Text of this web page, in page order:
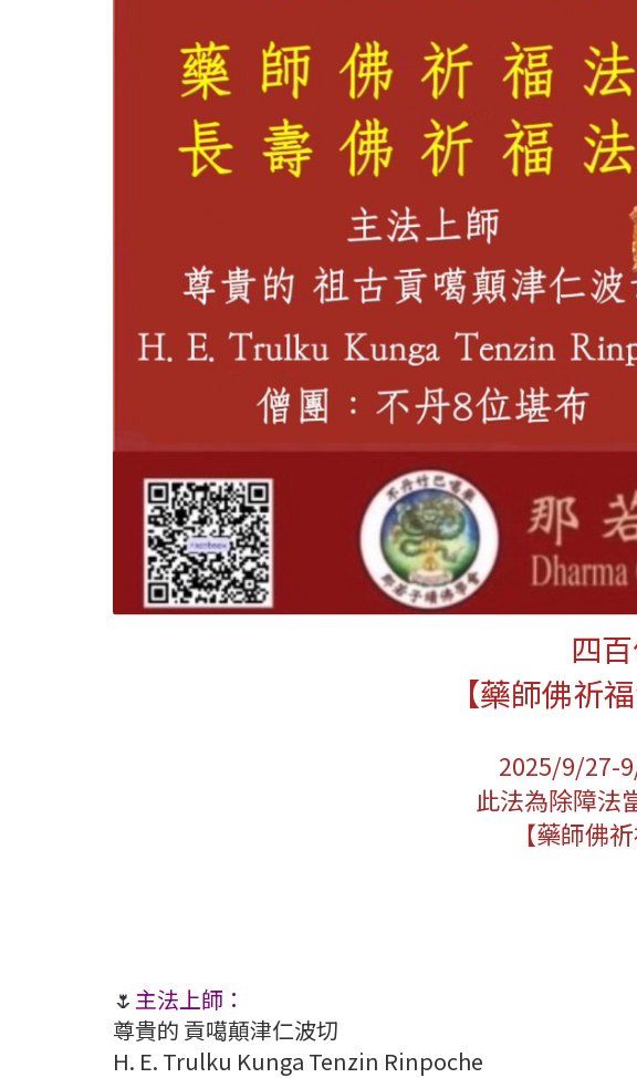
四
【藥師佛祈
2025/9/27-
此法為除障法
【藥師佛
🌷 主法上師：
尊貴的 貢噶顛津仁波切
H. E. Trulku Kunga Tenzin Rinpoche